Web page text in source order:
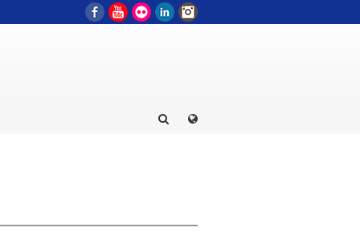
FacebookYouTube
Flickr LinkedIn